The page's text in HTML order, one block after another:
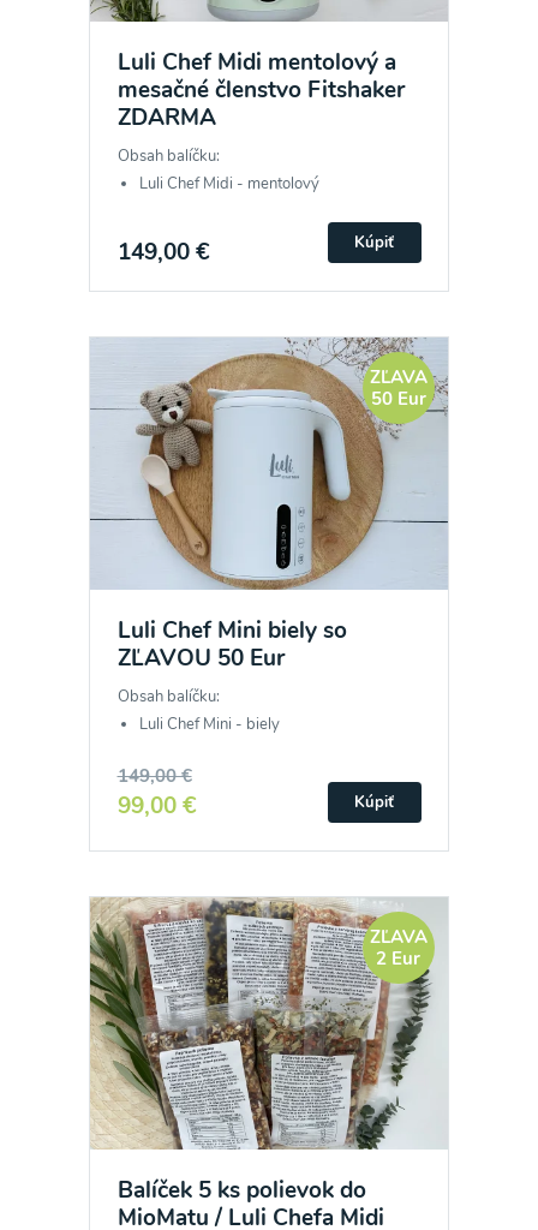
Luli Chef Midi mentolový a
mesačné členstvo Fitshaker
ZDARMA
Obsah balíčku:
Luli Chef Midi - mentolový
149,00 € Kúpiť
ZĽAVA
50 Eur
Luli Chef Mini biely so
ZĽAVOU 50 Eur
Obsah balíčku:
Luli Chef Mini - biely
149,00 €
99,00 € Kúpiť
ZĽAVA
2 Eur
Balíček 5 ks polievok do
MioMatu / Luli Chefa Midi